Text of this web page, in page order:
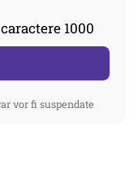
1000
vor fi suspendate